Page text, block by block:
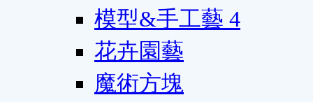
模型&手工藝 4
花卉園藝
魔術方塊